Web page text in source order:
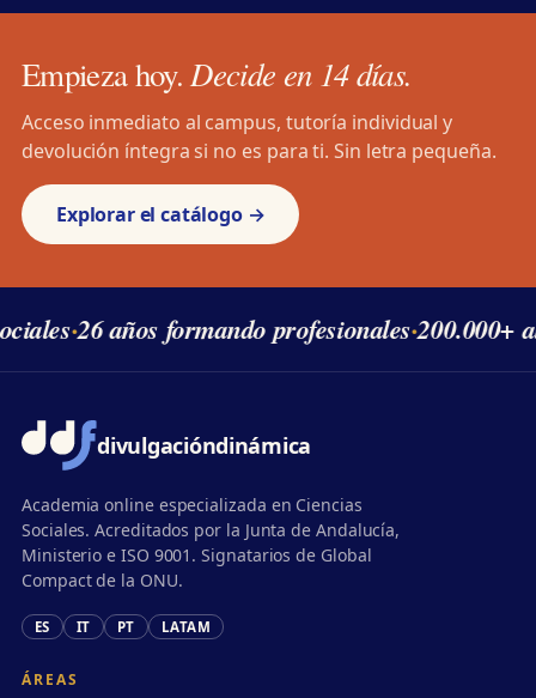
Empieza hoy.Decide en 14 días.
Acceso inmediato al campus, tutoría individual y
devolución íntegra si no es para ti. Sin letra pequeña.
Explorar el catálogo →
·26 años formando profesionales·200.000+
divulgacióndinámica
Academia online especializada en Ciencias
Sociales. Acreditados por la Junta de Andalucía,
Ministerio e ISO 9001. Signatarios de Global
Compact de la ONU.
ES IT PT LATAM
ÁREAS